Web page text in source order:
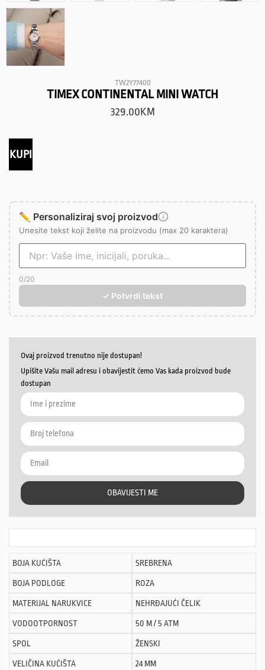
TW2Y77400
TIMEX CONTINENTAL MINI WATCH
329.00KM
KUPI
✏️ Personaliziraj svoj proizvod
Unesite tekst koji želite na proizvodu (max 20 karaktera)
0/20
✓ Potvrdi tekst
Ovaj proizvod trenutno nije dostupan!
Upišite Vašu mail adresu i obavijestit ćemo Vas kada proizvod bude
dostupan
OBAVIJESTI ME
BOJA KUĆIŠTA SREBRENA
BOJA PODLOGE ROZA
MATERIJAL NARUKVICE NEHRĐAJUĆI ČELIK
VODOOTPORNOST 50 M / 5 ATM
SPOL ŽENSKI
VELIČINA KUĆIŠTA 24 MM